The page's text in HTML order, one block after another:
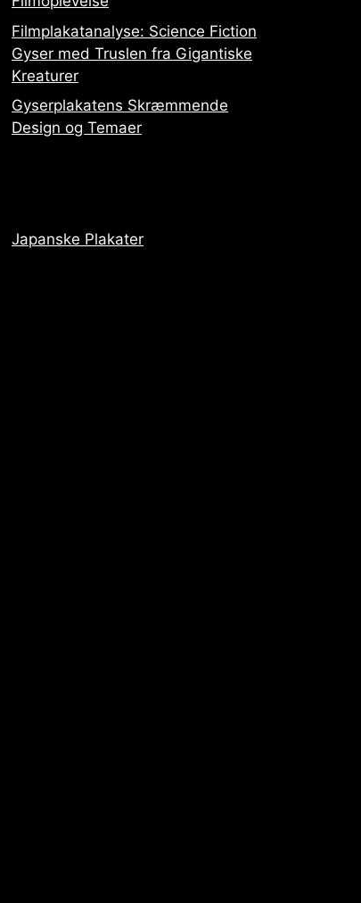
Filmplakatanalyse: Science Fiction
Gyser med Truslen fra Gigantiske
Kreaturer
Gyserplakatens Skræmmende
Design og Temaer
Japanske Plakater